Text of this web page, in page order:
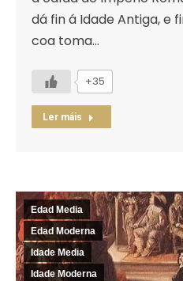
dá fin á Idade Antiga, e
coa toma…
+35
Ler máis
Edad Media
Edad Moderna
Idade Media
Idade Moderna